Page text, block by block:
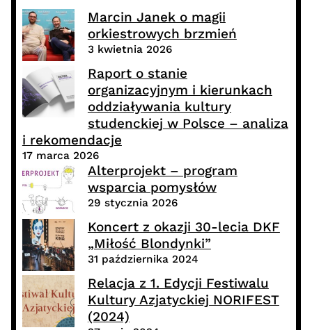
Marcin Janek o magii
orkiestrowych brzmień
3 kwietnia 2026
Raport o stanie
organizacyjnym i kierunkach
oddziaływania kultury
studenckiej w Polsce – analiza
i rekomendacje
17 marca 2026
Alterprojekt – program
wsparcia pomysłów
29 stycznia 2026
Koncert z okazji 30-lecia DKF
„Miłość Blondynki”
31 października 2024
Relacja z 1. Edycji Festiwalu
Kultury Azjatyckiej NORIFEST
(2024)